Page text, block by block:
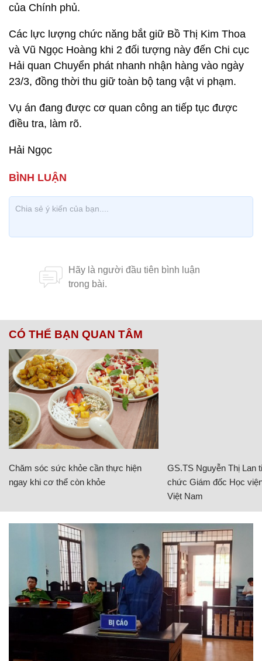
của Chính phủ.
Các lực lượng chức năng bắt giữ Bồ Thị Kim Thoa
và Vũ Ngọc Hoàng khi 2 đối tượng này đến Chi cục
Hải quan Chuyển phát nhanh nhận hàng vào ngày
23/3, đồng thời thu giữ toàn bộ tang vật vi phạm.
Vụ án đang được cơ quan công an tiếp tục được
điều tra, làm rõ.
Hải Ngọc
CÓ THỂ BẠN QUAN TÂM
Chăm sóc sức khỏe cần thực hiện
ngay khi cơ thể còn khỏe
GS.TS Nguyễn Thị Lan
chức Giám đốc Học
Việt Nam